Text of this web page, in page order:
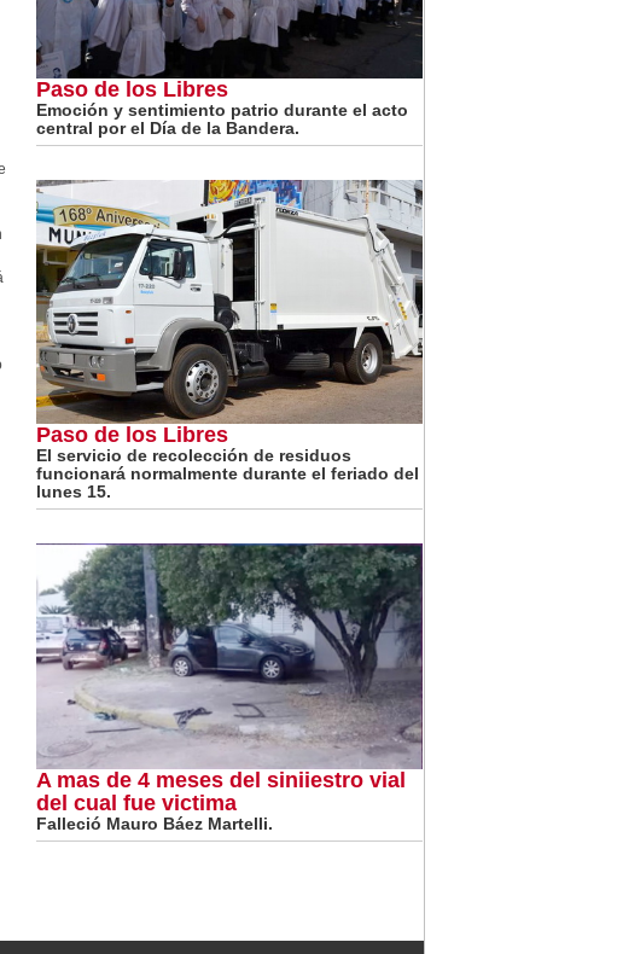
Paso de los Libres
Emoción y sentimiento patrio durante el acto
central por el Día de la Bandera.
Paso de los Libres
El servicio de recolección de residuos
funcionará normalmente durante el feriado del
lunes 15.
A mas de 4 meses del siniiestro vial
del cual fue victima
Falleció Mauro Báez Martelli.